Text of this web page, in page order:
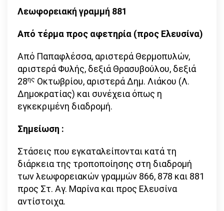
Λεωφορειακή γραμμή 881
Από τέρμα προς αφετηρία (προς Ελευσίνα)
Από Παπαφλέσσα, αριστερά Θερμοπυλών,
αριστερά Φυλής, δεξιά Θρασυβούλου, δεξιά
28ης Οκτωβρίου, αριστερά Δημ. Λιάκου (Λ.
Δημοκρατίας) και συνέχεια όπως η
εγκεκριμένη διαδρομή.
Σημείωση :
Στάσεις που εγκαταλείπονται κατά τη
διάρκεια της τροποποίησης στη διαδρομή
των λεωφορειακών γραμμών 866, 878 και 881
προς Στ. Αγ. Μαρίνα και προς Ελευσίνα
αντίστοιχα.